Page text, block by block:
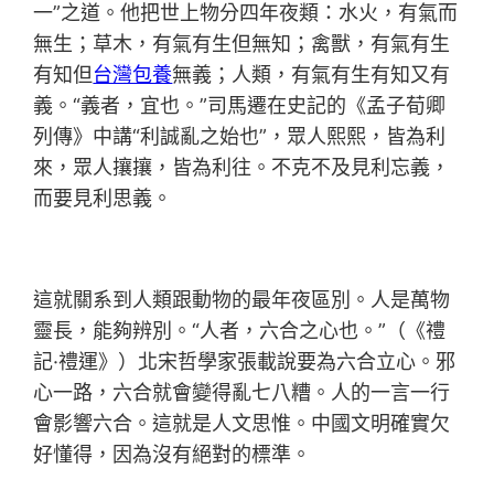
一”之道。他把世上物分四年夜類：水火，有氣而
無生；草木，有氣有生但無知；禽獸，有氣有生
有知但台灣包養無義；人類，有氣有生有知又有
義。“義者，宜也。”司馬遷在史記的《孟子荀卿
列傳》中講“利誠亂之始也”，眾人熙熙，皆為利
來，眾人攘攘，皆為利往。不克不及見利忘義，
而要見利思義。
這就關系到人類跟動物的最年夜區別。人是萬物
靈長，能夠辨別。“人者，六合之心也。”（《禮
記·禮運》）北宋哲學家張載說要為六合立心。邪
心一路，六合就會變得亂七八糟。人的一言一行
會影響六合。這就是人文思惟。中國文明確實欠
好懂得，因為沒有絕對的標準。